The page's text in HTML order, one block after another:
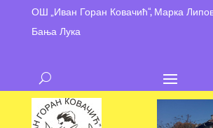
ОШ „Иван Горан Ковачић“, Марка
Бања Лука